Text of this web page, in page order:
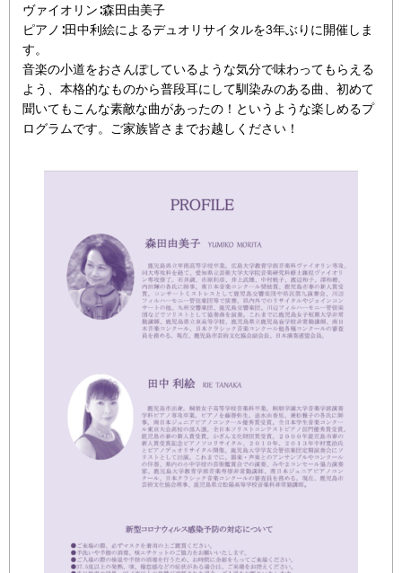
ヴァイオリン∶森田由美子
ピアノ∶田中利絵によるデュオリサイタルを3年ぶりに開催しま
す。
音楽の小道をおさんぽしているような気分で味わってもらえる
よう 、本格的なものから普段耳にして馴染みのある曲、初めて
聞いてもこんな素敵な曲があったの！というような楽しめるプ
ログラムです。ご家族皆さまでお越しください！